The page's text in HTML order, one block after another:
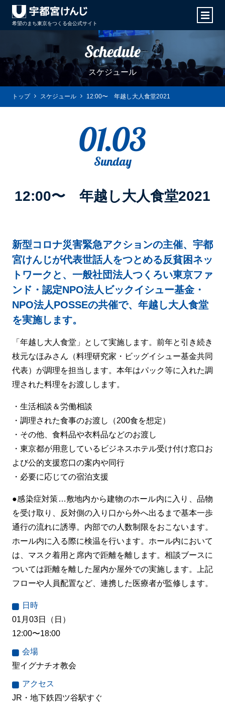
希望のまち東京をつくる会公式サイト
Schedule
スケジュール
トップ スケジュール 12:00〜 年越し大人食堂2021
01.03
Sunday
12:00〜 年越し大人食堂2021
新型コロナ災害緊急アクションの主催、宇都
宮けんじが代表世話人をつとめる反貧困ネッ
トワークと、一般社団法人つくろい東京ファ
ンド・認定NPO法人ビックイシュー基金・
NPO法人POSSEの共催で、年越し大人食堂
を実施します。
「年越し大人食堂」として実施します。前年と引き続き
枝元なほみさん（料理研究家・ビッグイシュー基金共同
代表）が調理を担当します。本年はパック等に入れた調
理された料理をお渡しします。
・生活相談＆労働相談
・調理された食事のお渡し（200食を想定）
・その他、食料品や衣料品などのお渡し
・東京都が用意しているビジネスホテル受け付け窓口お
よび公的支援窓口の案内や同行
・必要に応じての宿泊支援
●感染症対策…敷地内から建物のホール内に入り、品物
を受け取り、反対側の入り口から外へ出るまで基本一歩
通行の流れに誘導。内部での人数制限をおこないます。
ホール内に入る際に検温を行います。ホール内において
は、マスク着用と席内で距離を離します。相談ブースに
ついては距離を離した屋内か屋外での実施します。上記
フローや人員配置など、連携した医療者が監修します。
日時
01月03日（日）
12:00〜18:00
会場
聖イグナチオ教会
アクセス
JR・地下鉄四ツ谷駅すぐ